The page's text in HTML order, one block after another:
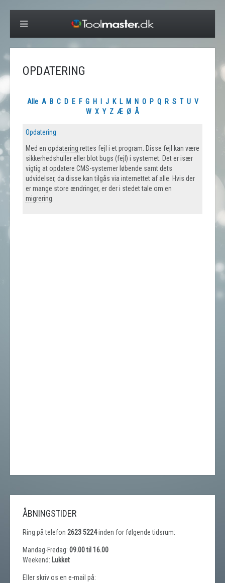
OPDATERING
Alle A B C D E F G H J K L M N O P Q R S T U V
W X Y Z Æ Ø Å
Opdatering
Med en opdatering rettes fejl i et program. Disse fejl kan være
sikkerhedshuller eller blot bugs (fejl) i systemet. Det er især
vigtig at opdatere CMS-systemer løbende samt dets
udvidelser, da disse kan tilgås via internettet af alle. Hvis der
er mange store ændringer, er der i stedet tale om en
migrering
ÅBNINGSTIDER
Ring på telefon 2623 5224inden for følgende tidsrum:
Mandag-Fredag: 09.00 til 16.00
Weekend: Lukket
Eller skriv os en e-mail på: